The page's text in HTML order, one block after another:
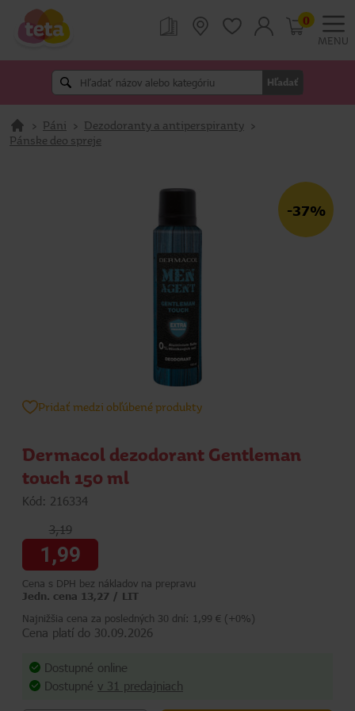
MENU
Hľadať
0
> Páni > Dezodoranty a antiperspiranty
>
Pánske deo spreje
-37%
Pridať medzi obľúbené produkty
Dermacol dezodorant Gentleman
touch 150 ml
Kód: 216334
3,19
1,99
Cena s DPH bez nákladov na prepravu
Jedn. cena 13,27 / LIT
Najnižšia cena za posledných 30 dní: 1,99 € (+0%)
Cena platí do 30.09.2026
Dostupné online
Dostupné v 31 predajniach